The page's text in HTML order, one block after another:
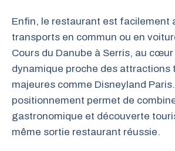
Enfin, le restaurant est facilement
transports en commun ou en
Cours du Danube à Serris, au cœur
dynamique proche des attractions
majeures comme Disneyland
positionnement permet de
gastronomique et découverte
même sortie restaurant réussie.